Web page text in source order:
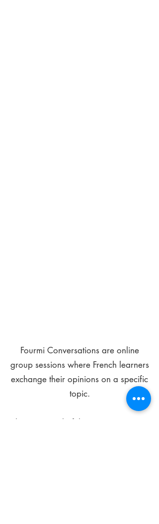
Fourmi Conversations are online
group sessions where French learners
exchange their opinions on a specific
topic.
The main goal of these meetings is to